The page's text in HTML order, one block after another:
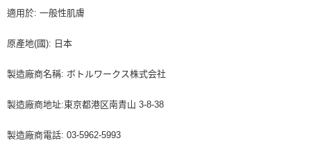
適用於: 一般性肌膚
原產地(國): 日本
製造廠商名稱: ボトルワークス株式会社
製造廠商地址:東京都港区南青山 3-8-38
製造廠商電話: 03-5962-5993